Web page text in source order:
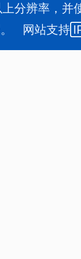
介上下功夫，推动
，为我市文旅康养融
居环境持续改善，
分辨率，并
网站支持